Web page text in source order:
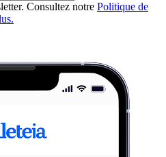
Consultez notre Politique de